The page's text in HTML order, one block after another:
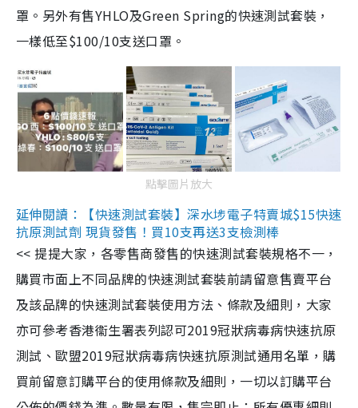
罩。另外有售YHLO及Green Spring的快速測試套裝，
一樣低至$100/10支送口罩。
點擊圖片放大
延伸閱讀：【快速測試套裝】深水埗電子特賣城$15快速
抗原測試劑 現貨發售！買10支再送3支檢測棒
<< 提提大家，各零售商發售的快速測試套裝規格不一，
購買市面上不同品牌的快速測試套裝前請留意售賣平台
及該品牌的快速測試套裝使用方法、條款及細則，大家
亦可參考香港衞生署表列認可2019冠狀病毒病快速抗原
測試、歐盟2019冠狀病毒病快速抗原測試通用名單，購
買前留意訂購平台的使用條款及細則，一切以訂購平台